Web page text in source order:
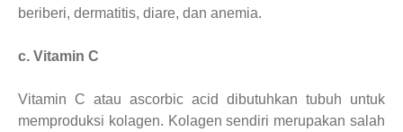
beriberi, dermatitis, diare, dan anemia.
c. Vitamin C
Vitamin C atau ascorbic acid dibutuhkan tubuh untuk
memproduksi kolagen. Kolagen sendiri merupakan salah